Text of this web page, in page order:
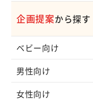
企画提案から探す
ベビー向け
男性向け
女性向け